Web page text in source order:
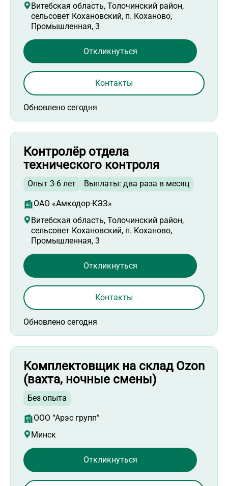
Витебская область, Толочинский район,
сельсовет Кохановский, п. Коханово,
Промышленная, 3
Обновлено сегодня
Откликнуться
Контакты
Контролёр отдела
технического контроля
Опыт 3-6 лет Выплаты: два раза в месяц
ОАО «Амкодор-КЭЗ»
Витебская область, Толочинский район,
сельсовет Кохановский, п. Коханово,
Промышленная, 3
Обновлено сегодня
Откликнуться
Контакты
Комплектовщик на склад Ozon
(вахта, ночные смены)
Без опыта
ООО “Арэс групп”
Минск
Откликнуться